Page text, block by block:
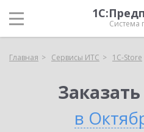
Система
Главная Сервисы ИТС 1C-Store
в